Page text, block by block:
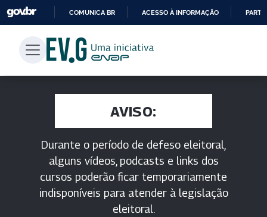
PARA
CONTEÚDO
COMUNICA BR ACESSO À INFORMAÇÃO
AVISO:
Durante o período de defeso eleitoral,
alguns vídeos, podcasts e links dos
cursos poderão ficar temporariamente
indisponíveis para atender à legislação
eleitoral.